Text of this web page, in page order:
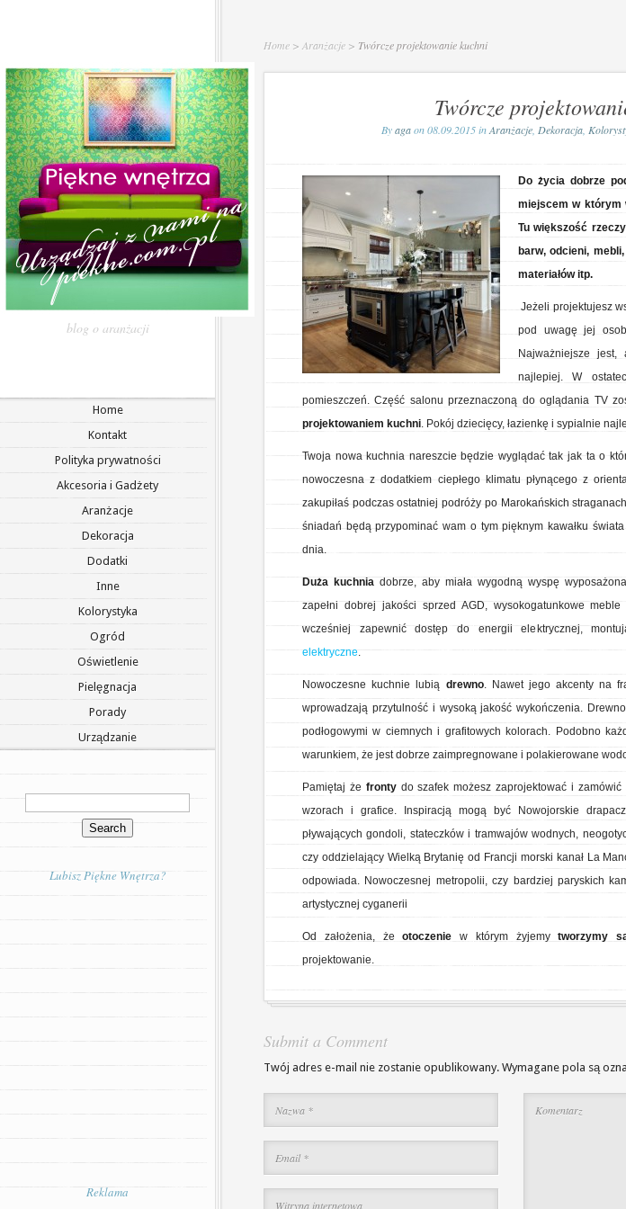
blog o aranżacji
Home
Kontakt
Polityka prywatności
Akcesoria i Gadżety
Aranżacje
Dekoracja
Dodatki
Inne
Kolorystyka
Ogród
Oświetlenie
Pielęgnacja
Porady
Urządzanie
Lubisz Piękne Wnętrza?
Reklama
Home > Aranżacje > Twórcze projektowanie kuchni
Twórcze
Byagaon 08.09.2015 inAranżacje, Dekoracja,
Do życia dobrze
miejscem w którym
Tu większość
barw, odcieni,
materiałów itp.
Jeżeli projektujesz
pod uwagę jej
Najważniejsze
najlepiej. W
pomieszczeń. Część salonu przeznaczoną do oglądania TV
projektowaniem kuchni. Pokój dziecięcy, łazienkę i sypialnie
Twoja nowa kuchnia nareszcie będzie wyglądać tak jak ta o
nowoczesna z dodatkiem ciepłego klimatu płynącego z
zakupiłaś podczas ostatniej podróży po Marokańskich
śniadań będą przypominać wam o tym pięknym kawałku
dnia.
Duża kuchniadobrze, aby miała wygodną wyspę
zapełni dobrej jakości sprzed AGD, wysokogatunkowe
wcześniej zapewnić dostęp do energii elektrycznej,
elektryczne.
Nowoczesne kuchnie lubią drewno. Nawet jego akcenty na
wprowadzają przytulność i wysoką jakość wykończenia.
podłogowymi w ciemnych i grafitowych kolorach. Podobno
warunkiem, że jest dobrze zaimpregnowane i polakierowane
Pamiętaj że frontydo szafek możesz zaprojektować i
wzorach i grafice. Inspiracją mogą być Nowojorskie
pływających gondoli, stateczków i tramwajów wodnych,
czy oddzielający Wielką Brytanię od Francji morski kanał La
odpowiada. Nowoczesnej metropolii, czy bardziej paryskich
artystycznej cyganerii
Od założenia, żeotoczenie w którym żyjemytworzymy
projektowanie.
Submit a Comment
Twój adres e-mail nie zostanie opublikowany. Wymagane pola są